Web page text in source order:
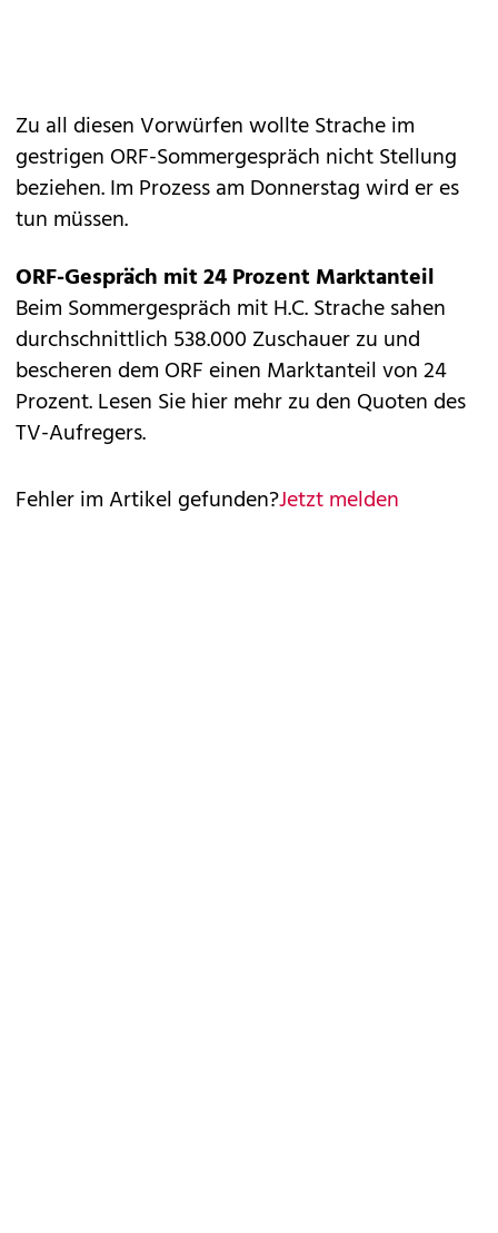
Zu all diesen Vorwürfen wollte Strache im
gestrigen ORF-Sommergespräch nicht Stellung
beziehen. Im Prozess am Donnerstag wird er es
tun müssen.
ORF-Gespräch mit 24 Prozent Marktanteil
Beim Sommergespräch mit H.C. Strache sahen
durchschnittlich 538.000 Zuschauer zu und
bescheren dem ORF einen Marktanteil von 24
Prozent.Lesen Sie hier mehr zu den Quoten des
TV-Aufregers.
Fehler im Artikel gefunden?Jetzt melden